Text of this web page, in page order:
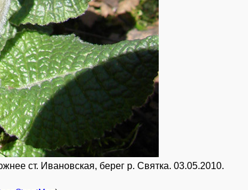
ст. Ивановская, берег р. Святка. 03.05.2010.